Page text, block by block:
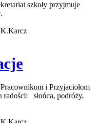
szkoły przyjmuje
K.Karcz
i Przyjaciołom
słońca, podróży,